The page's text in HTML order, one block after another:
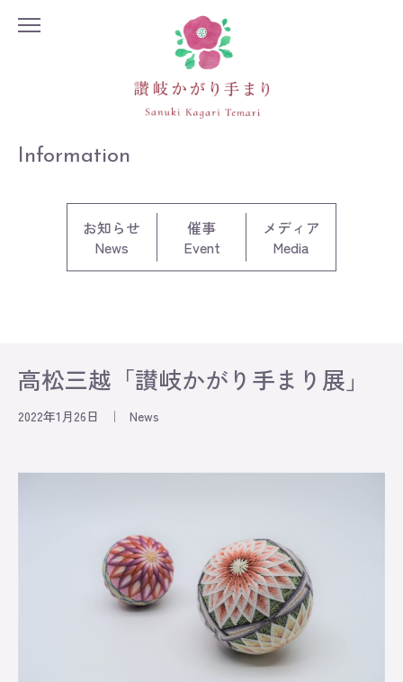
Lesson
Original
About
Information
お知らせ
News
催事
Event
メディア
Media
高松三越「讃岐かがり手まり展」
2022年1月26日 ｜ News